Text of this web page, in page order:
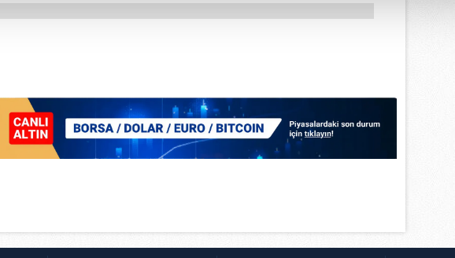
Çerez Bilgilendirme Metnimizi ziyaret edebilirsiniz.
Verilerin Korunması Kanunu uyarınca hazırlanmış Aydınlatma Metnimizi
olarak kullanılan çerezlerle ilgili bilgi almak için lütfentıklayınız.